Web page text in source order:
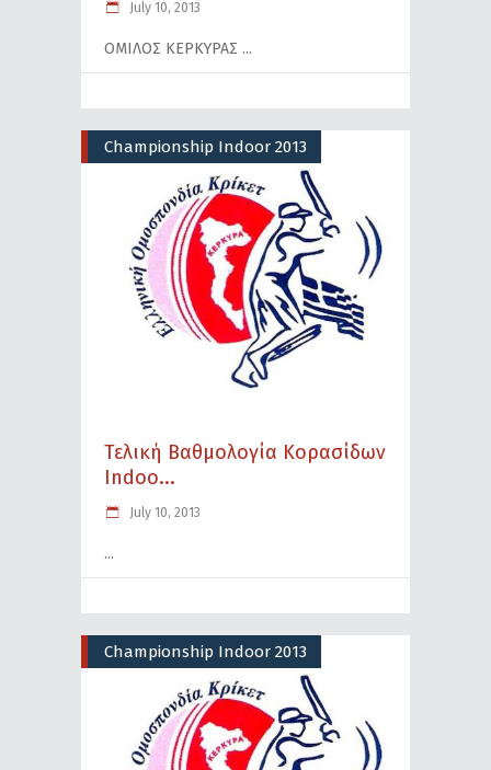
July 10, 2013
ΟΜΙΛΟΣ ΚΕΡΚΥΡΑΣ
Championship Indoor 2013
Τελική Βαθμολογία Κορασίδων
Indoo...
July 10, 2013
Championship Indoor 2013